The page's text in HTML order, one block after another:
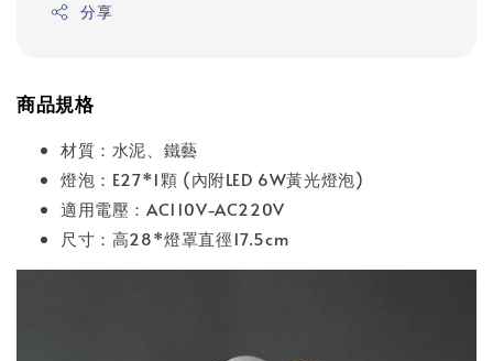
分享
商品規格
材質：水泥、鐵藝
燈泡：E27*1顆 (內附LED 6W黃光燈泡)
適用電壓：AC110V-AC220V
尺寸：高28*燈罩直徑17.5cm